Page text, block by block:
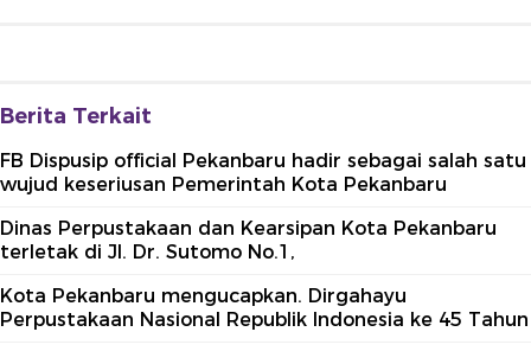
Berita Terkait
FB Dispusip official Pekanbaru hadir sebagai salah satu
wujud keseriusan Pemerintah Kota Pekanbaru
Dinas Perpustakaan dan Kearsipan Kota Pekanbaru
terletak di Jl. Dr. Sutomo No.1,
Kota Pekanbaru mengucapkan. Dirgahayu
Perpustakaan Nasional Republik Indonesia ke 45 Tahun